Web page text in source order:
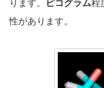
ります。
ピコグラム程
性があります。